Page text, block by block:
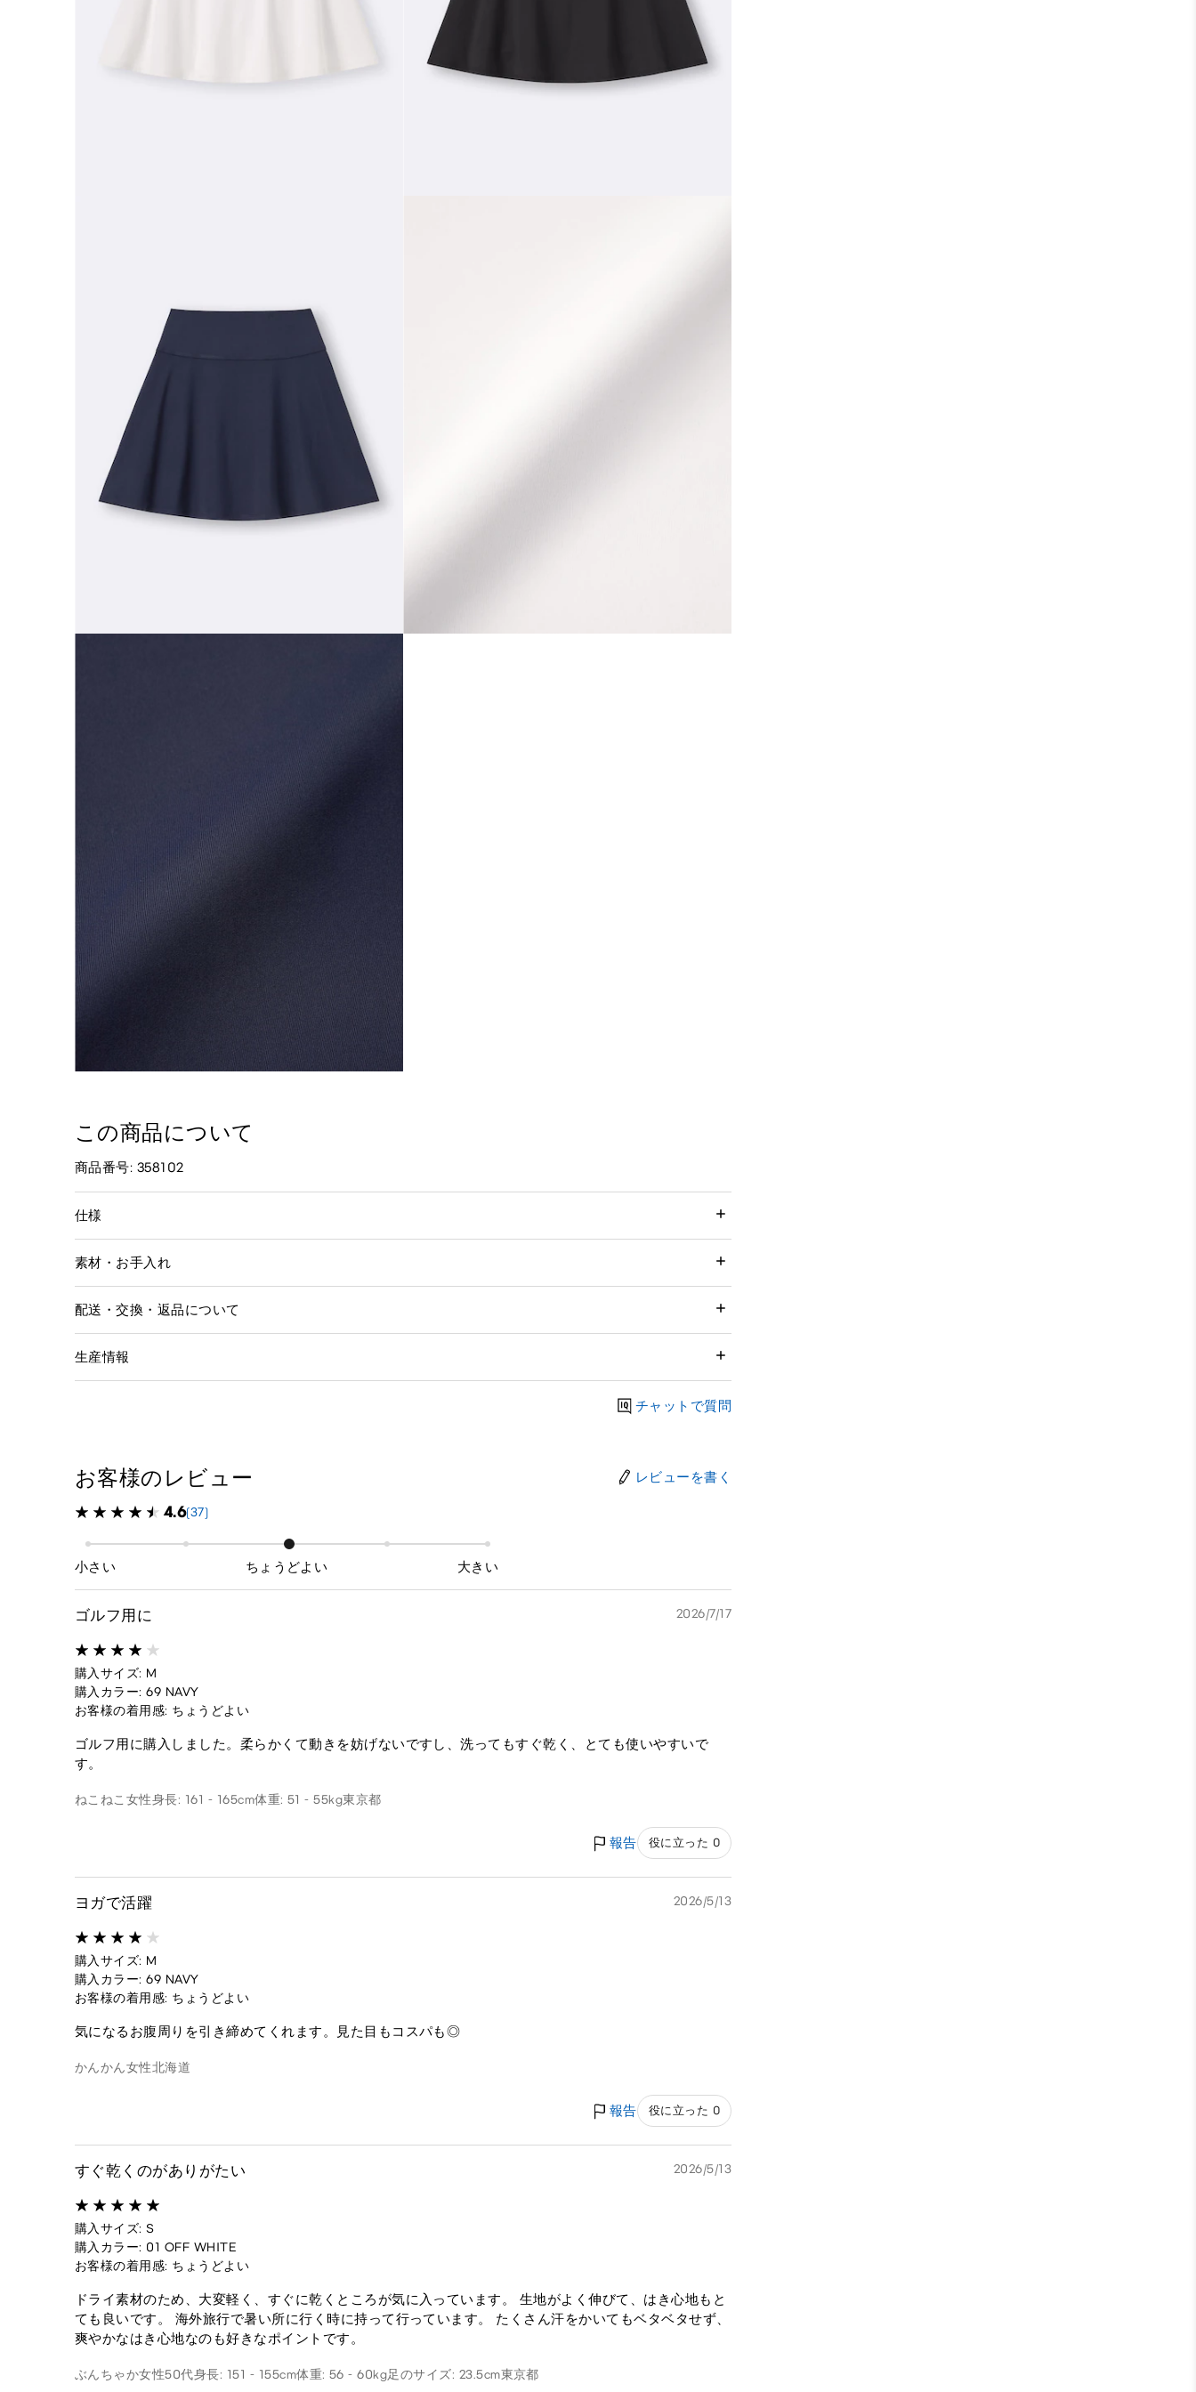
この商品について
商品番号: 358102
仕様
素材・お手入れ
配送・交換・返品について
生産情報
チャットで質問
お客様のレビュー レビューを書く
4.6(37)
小さい ちょうどよい 大きい
ゴルフ用に 2026/7/17
購入サイズ: M
購入カラー: 69 NAVY
お客様の着用感: ちょうどよい
ゴルフ用に購入しました。柔らかくて動きを妨げないですし、洗ってもすぐ乾く、とても使いやすいで
す。
ねこねこ 女性身長: 161 - 165cm体重: 51 - 55kg東京都
報告 役に立った 0
ヨガで活躍 2026/5/13
購入サイズ: M
購入カラー: 69 NAVY
お客様の着用感: ちょうどよい
気になるお腹周りを引き締めてくれます。見た目もコスパも◎
かんかん女性北海道
報告 役に立った 0
すぐ乾くのがありがたい 2026/5/13
購入サイズ: S
購入カラー: 01 OFF WHITE
お客様の着用感: ちょうどよい
ドライ素材のため、大変軽く、すぐに乾くところが気に入っています。 生地がよく伸びて、はき心地もと
ても良いです。 海外旅行で暑い所に行く時に持って行っています。 たくさん汗をかいてもベタベタせず、
爽やかなはき心地なのも好きなポイントです。
ぶんちゃか女性50代身長: 151 - 155cm体重: 56 - 60kg足のサイズ: 23.5cm東京都